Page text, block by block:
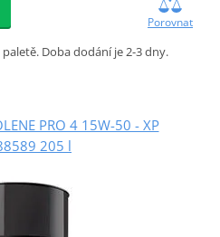
Porovnat
Doba dodání je 2-3 dny.
PRO 4 15W-50 - XP
205 l